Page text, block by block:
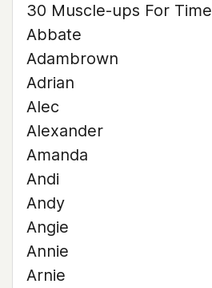
30 Muscle-ups For Time
Abbate
Adambrown
Adrian
Alec
Alexander
Amanda
Andi
Andy
Angie
Annie
Arnie